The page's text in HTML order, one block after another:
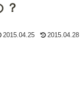
2015.04.25 2015.04.28